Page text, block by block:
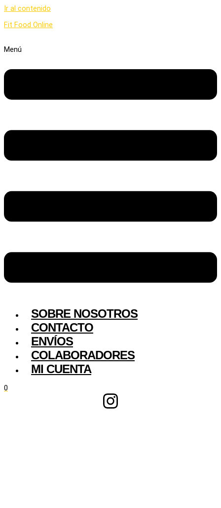
Ir al contenido
Fit Food Online
Menú
SOBRE NOSOTROS
CONTACTO
ENVÍOS
COLABORADORES
MI CUENTA
0